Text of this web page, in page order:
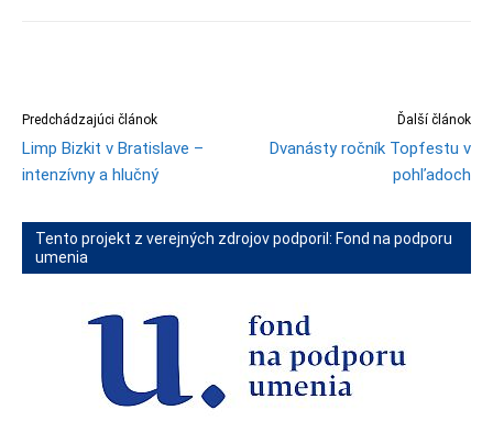
Predchádzajúci článok
Limp Bizkit v Bratislave –
intenzívny a hlučný
Ďalší článok
Dvanásty ročník Topfestu v
pohľadoch
Tento projekt z verejných zdrojov podporil: Fond na podporu
umenia